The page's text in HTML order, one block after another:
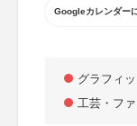
Googleカレンダー
グラフィ
工芸・フ